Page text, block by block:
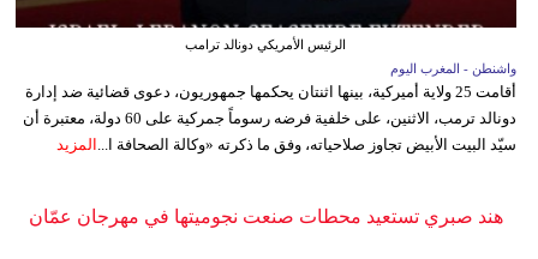
الرئيس الأمريكي دونالد ترامب
واشنطن - المغرب اليوم
أقامت 25 ولاية أميركية، بينها اثنتان يحكمها جمهوريون، دعوى قضائية ضد إدارة
دونالد ترمب، الاثنين، على خلفية فرضه رسوماً جمركية على 60 دولة، معتبرة أن
سيّد البيت الأبيض تجاوز صلاحياته، وفق ما ذكرته «وكالة الصحافة ا... المزيد
هند صبري تستعيد محطات صنعت نجوميتها في مهرجان عمّان